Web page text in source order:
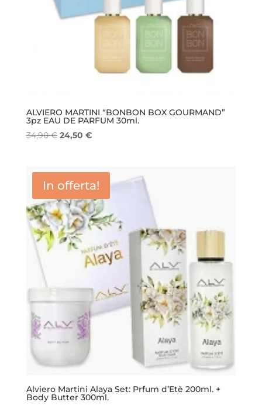
ALVIERO MARTINI “BONBON BOX GOURMAND”
3pz EAU DE PARFUM 30ml.
34,90€ Il
era:
34,90 €.
24,50 €Il
è:
24,50 €.
In offerta!
Alviero Martini Alaya Set: Prfum d’Etè 200ml. +
Body Butter 300ml.